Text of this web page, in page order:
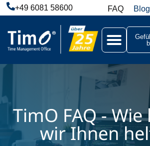
+49 6081 58600 FAQ Blog
TimO FAQ -
wir Ihnen